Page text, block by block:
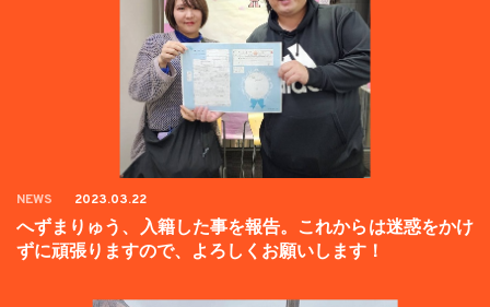
NEWS 2023.03.22
へずまりゅう、入籍した事を報告。これからは迷惑をかけ
ずに頑張りますので、よろしくお願いします！